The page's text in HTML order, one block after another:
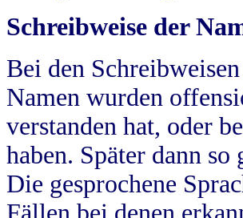
Schreibweise der
Bei den
Namen wurden
verstanden hat, oder
haben. Später dann
Die gesprochene